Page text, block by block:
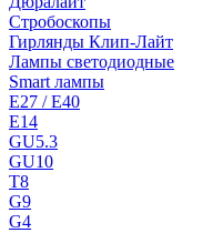
Стробоскопы
Гирлянды Клип-Лайт
Лампы светодиодные
Smart лампы
E27 / E40
E14
GU5.3
GU10
T8
G9
G4